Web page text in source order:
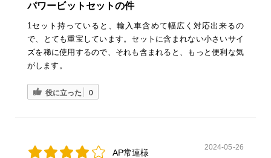
パワービットセットの件
1セット持っていると、輸入車含めて幅広く対応出来るの
で、とても重宝しています。セットに含まれない小さいサイ
ズを稀に使用するので、それも含まれると、もっと便利な気
がします。
役に立った 0
AP常連様
2024-05-26